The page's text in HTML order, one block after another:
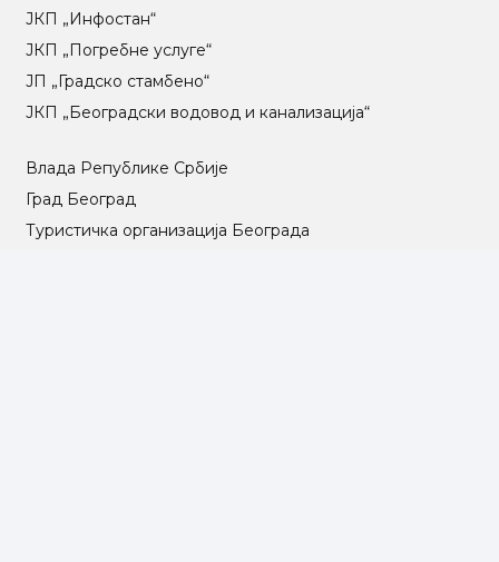
ЈКП „Инфостан“
ЈКП „Погребне услуге“
ЈП „Градско стамбено“
ЈКП „Београдски водовод и канализација“
Влада Републике Србије
Град Београд
Туристичка организација Београда